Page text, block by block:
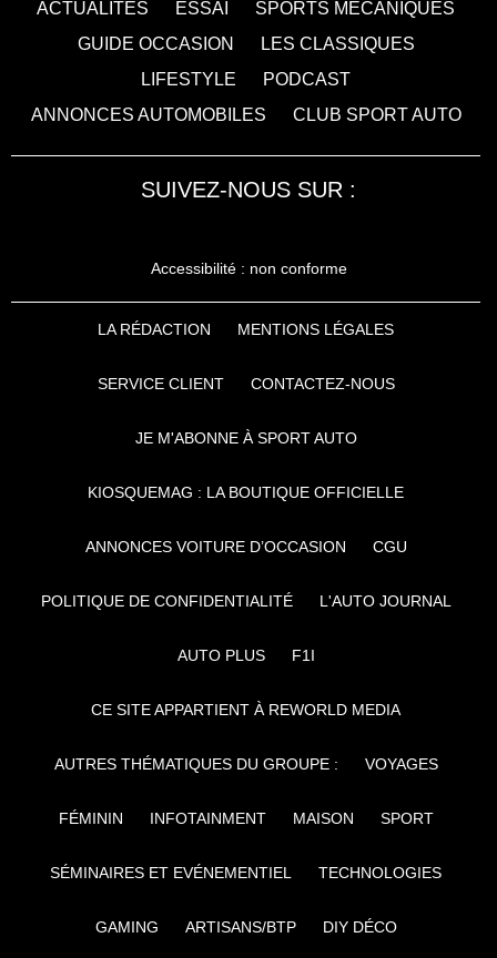
ACTUALITÉS ESSAI
SPORTS MÉCANIQUES
GUIDE OCCASION
LES CLASSIQUES
LIFESTYLE
PODCAST
ANNONCES AUTOMOBILES
CLUB SPORT AUTO
SUIVEZ-NOUS SUR :
Accessibilité : non conforme
LA RÉDACTION MENTIONS LÉGALES
SERVICE CLIENT CONTACTEZ-NOUS
JE M'ABONNE À SPORT AUTO
KIOSQUEMAG : LA BOUTIQUE OFFICIELLE
ANNONCES VOITURE D’OCCASION CGU
POLITIQUE DE CONFIDENTIALITÉ L'AUTO JOURNAL
AUTO PLUS F1I
CE SITE APPARTIENT À REWORLD MEDIA
AUTRES THÉMATIQUES DU GROUPE : VOYAGES
FÉMININ INFOTAINMENT MAISON SPORT
SÉMINAIRES ET EVÉNEMENTIEL TECHNOLOGIES
GAMING ARTISANS/BTP DIY DÉCO